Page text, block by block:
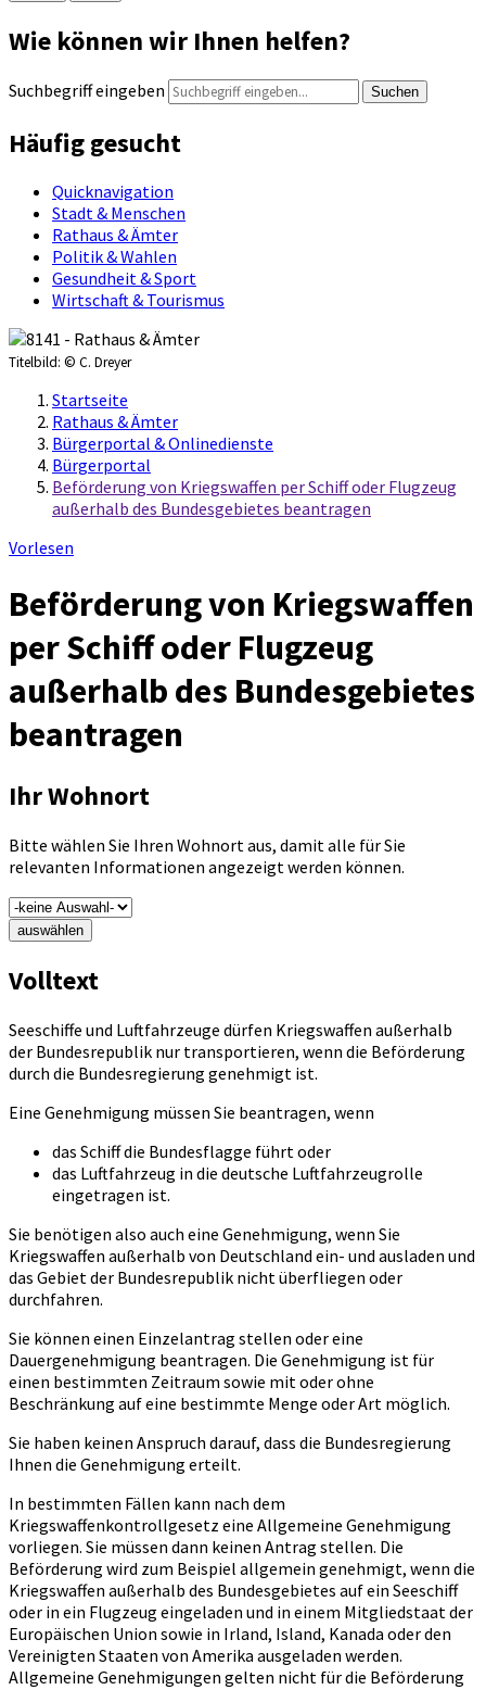
Wie können wir Ihnen helfen?
Suchbegriff eingeben Suchen
Häufig gesucht
Quicknavigation
Stadt & Menschen
Rathaus & Ämter
Politik & Wahlen
Gesundheit & Sport
Wirtschaft & Tourismus
Titelbild: © C. Dreyer
Startseite
Rathaus & Ämter
Bürgerportal & Onlinedienste
Bürgerportal
Beförderung von Kriegswaffen per Schiff oder Flugzeug
außerhalb des Bundesgebietes beantragen
Vorlesen
Beförderung von Kriegswaffen
per Schiff oder Flugzeug
außerhalb des Bundesgebietes
beantragen
Ihr Wohnort
Bitte wählen Sie Ihren Wohnort aus, damit alle für Sie
relevanten Informationen angezeigt werden können.
auswählen
Volltext
Seeschiffe und Luftfahrzeuge dürfen Kriegswaffen außerhalb
der Bundesrepublik nur transportieren, wenn die Beförderung
durch die Bundesregierung genehmigt ist.
Eine Genehmigung müssen Sie beantragen, wenn
das Schiff die Bundesflagge führt oder
das Luftfahrzeug in die deutsche Luftfahrzeugrolle
eingetragen ist.
Sie benötigen also auch eine Genehmigung, wenn Sie
Kriegswaffen außerhalb von Deutschland ein- und ausladen und
das Gebiet der Bundesrepublik nicht überfliegen oder
durchfahren.
Sie können einen Einzelantrag stellen oder eine
Dauergenehmigung beantragen. Die Genehmigung ist für
einen bestimmten Zeitraum sowie mit oder ohne
Beschränkung auf eine bestimmte Menge oder Art möglich.
Sie haben keinen Anspruch darauf, dass die Bundesregierung
Ihnen die Genehmigung erteilt.
In bestimmten Fällen kann nach dem
Kriegswaffenkontrollgesetz eine Allgemeine Genehmigung
vorliegen. Sie müssen dann keinen Antrag stellen. Die
Beförderung wird zum Beispiel allgemein genehmigt, wenn die
Kriegswaffen außerhalb des Bundesgebietes auf ein Seeschiff
oder in ein Flugzeug eingeladen und in einem Mitgliedstaat der
Europäischen Union sowie in Irland, Island, Kanada oder den
Vereinigten Staaten von Amerika ausgeladen werden.
Allgemeine Genehmigungen gelten nicht für die Beförderung